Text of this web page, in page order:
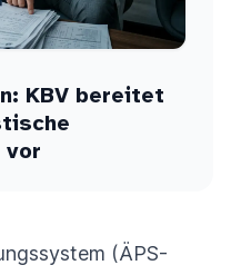
KBV bereitet
vor
(ÄPS-